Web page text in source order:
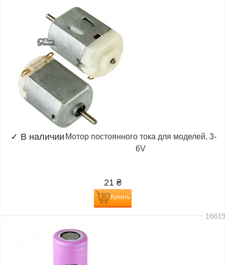
✓ В наличии Мотор постоянного тока для моделей, 3-
6V
21 ₴
Купить